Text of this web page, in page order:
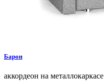
Барон
аккордеон на металлокаркасе